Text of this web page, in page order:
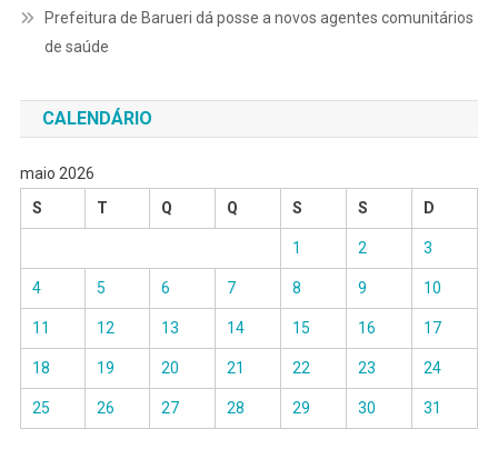
Prefeitura de Barueri dá posse a novos agentes comunitários
de saúde
CALENDÁRIO
maio 2026
S
T Q Q S S D
1 2 3
4 5 6 7 8 9 10
11 12 13 14 15 16 17
18 19 20 21 22 23 24
25 26 27 28 29 30 31